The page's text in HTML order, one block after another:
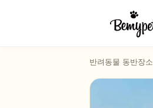
반려동물 동반장소